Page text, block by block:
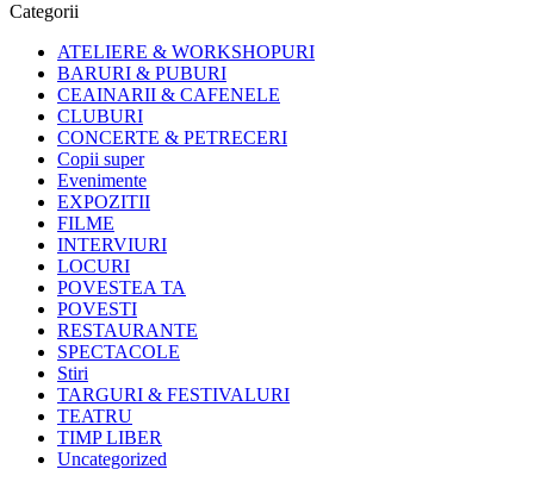
Categorii
ATELIERE & WORKSHOPURI
BARURI & PUBURI
CEAINARII & CAFENELE
CLUBURI
CONCERTE & PETRECERI
Copii super
Evenimente
EXPOZITII
FILME
INTERVIURI
LOCURI
POVESTEA TA
POVESTI
RESTAURANTE
SPECTACOLE
Stiri
TARGURI & FESTIVALURI
TEATRU
TIMP LIBER
Uncategorized